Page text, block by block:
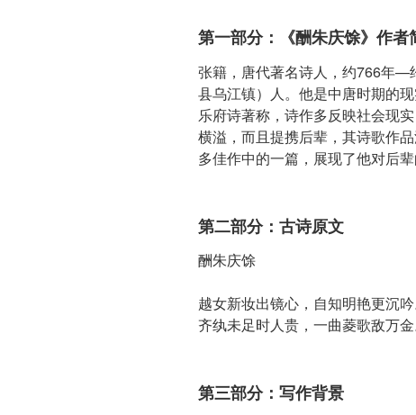
第一部分：《酬朱庆馀》作者
张籍，唐代著名诗人，约766年—
县乌江镇）人。他是中唐时期的
乐府诗著称，诗作多反映社会现
横溢，而且提携后辈，其诗歌作
多佳作中的一篇，展现了他对后辈
第二部分：古诗原文
酬朱庆馀
越女新妆出镜心，自知明艳更沉吟
齐纨未足时人贵，一曲菱歌敌万金
第三部分：写作背景